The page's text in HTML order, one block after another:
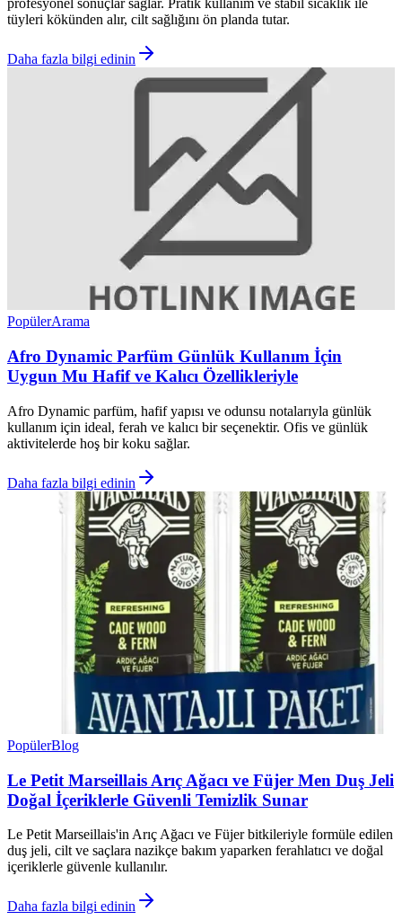
profesyonel sonuçlar sağlar. Pratik kullanım ve stabil sıcaklık ile
tüyleri kökünden alır, cilt sağlığını ön planda tutar.
Daha fazla bilgi edinin
PopülerArama
Afro Dynamic Parfüm Günlük Kullanım İçin
Uygun Mu Hafif ve Kalıcı Özellikleriyle
Afro Dynamic parfüm, hafif yapısı ve odunsu notalarıyla günlük
kullanım için ideal, ferah ve kalıcı bir seçenektir. Ofis ve günlük
aktivitelerde hoş bir koku sağlar.
Daha fazla bilgi edinin
PopülerBlog
Le Petit Marseillais Arıç Ağacı ve Füjer Men Duş Jeli
Doğal İçeriklerle Güvenli Temizlik Sunar
Le Petit Marseillais'in Arıç Ağacı ve Füjer bitkileriyle formüle edilen
duş jeli, cilt ve saçlara nazikçe bakım yaparken ferahlatıcı ve doğal
içeriklerle güvenle kullanılır.
Daha fazla bilgi edinin